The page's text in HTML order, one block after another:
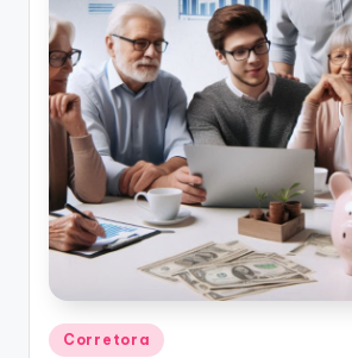
Posted
Corretora